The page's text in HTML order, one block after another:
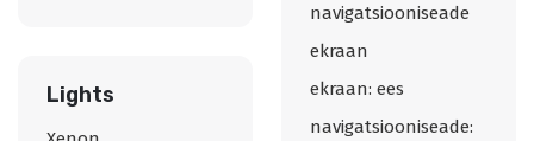
navigatsiooniseade
ekraan
ekraan: ees
navigatsiooniseade:
Lights